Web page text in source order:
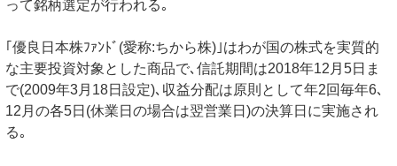
って銘柄選定が行われる｡
｢優良日本株ﾌｧﾝﾄﾞ(愛称:ちから株)｣はわが国の株式を実質的
な主要投資対象とした商品で､信託期間は2018年12月5日ま
で(2009年3月18日設定)､収益分配は原則として年2回毎年6､
12月の各5日(休業日の場合は翌営業日)の決算日に実施され
る｡